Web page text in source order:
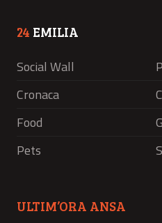
24 EMILIA
Social Wall
Cronaca
Food
Pets
ULTIM’ORA ANSA